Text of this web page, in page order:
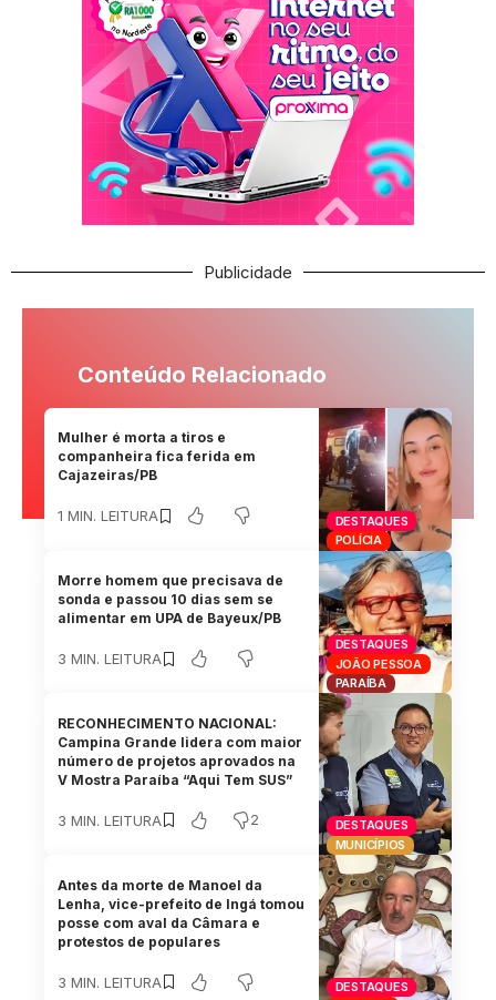
Publicidade
Conteúdo Relacionado
DESTAQUES
POLÍCIA
Mulher é morta a tiros e
companheira fica ferida em
Cajazeiras/PB
1 MIN. LEITURA
DESTAQUES
JOÃO PESSOA
PARAÍBA
Morre homem que precisava de
sonda e passou 10 dias sem se
alimentar em UPA de Bayeux/PB
3 MIN. LEITURA
DESTAQUES
MUNICÍPIOS
RECONHECIMENTO NACIONAL:
Campina Grande lidera com maior
número de projetos aprovados na
V Mostra Paraíba “Aqui Tem SUS”
3 MIN. LEITURA 2
DESTAQUES
Antes da morte de Manoel da
Lenha, vice-prefeito de Ingá tomou
posse com aval da Câmara e
protestos de populares
3 MIN. LEITURA